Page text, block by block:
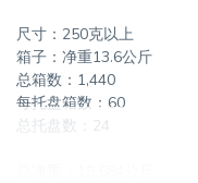
尺寸：250克以上
箱子：净重13.6公斤
总箱数：1,440
每托盘箱数：60
总托盘数：24